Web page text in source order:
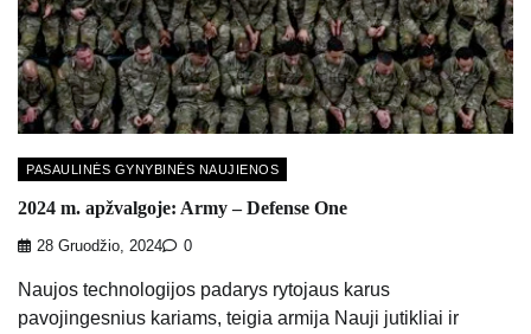
PASAULINĖS GYNYBINĖS NAUJIENOS
2024 m. apžvalgoje: Army – Defense One
28 Gruodžio, 2024 0
Naujos technologijos padarys rytojaus karus
pavojingesnius kariams, teigia armija Nauji jutikliai ir